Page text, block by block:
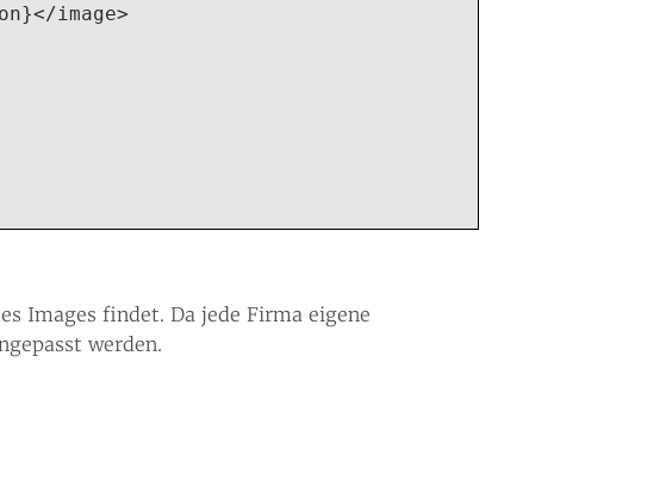
image>
Images findet. Da jede Firma eigene
werden.